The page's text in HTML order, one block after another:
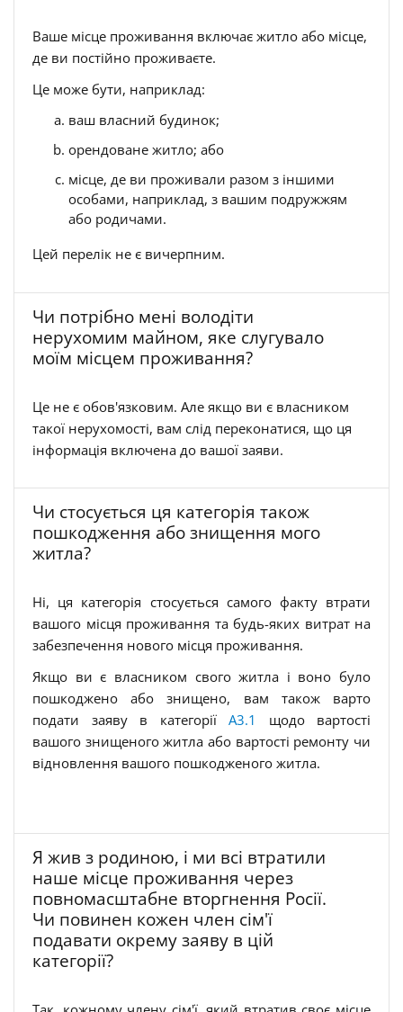
Ваше місце проживання включає житло або місце,
де ви постійно проживаєте.
Це може бути, наприклад:
ваш власний будинок;
орендоване житло; або
місце, де ви проживали разом з іншими
особами, наприклад, з вашим подружжям
або родичами.
Цей перелік не є вичерпним.
Чи потрібно мені володіти
нерухомим майном, яке слугувало
моїм місцем проживання?
Це не є обов'язковим. Але якщо ви є власником
такої нерухомості, вам слід переконатися, що ця
інформація включена до вашої заяви.
Чи стосується ця категорія також
пошкодження або знищення мого
житла?
Ні, ця категорія стосується самого факту втрати
вашого місця проживання та будь-яких витрат на
забезпечення нового місця проживання.
Якщо ви є власником свого житла і воно було
пошкоджено або знищено, вам також варто
подати заяву в категорії A3.1
щодо вартості
вашого знищеного житла або вартості ремонту чи
відновлення вашого пошкодженого житла.
Я жив з родиною, і ми всі втратили
наше місце проживання через
повномасштабне вторгнення Росії.
Чи повинен кожен член сім'ї
подавати окрему заяву в цій
категорії?